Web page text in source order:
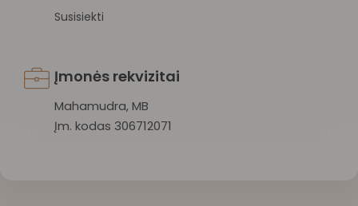
Susisiekti
Įmonės rekvizitai
Mahamudra, MB
Įm. kodas 306712071